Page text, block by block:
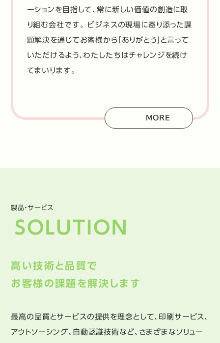
ーションを目指して、常に新しい価値の創造に取
り組む会社です。 ビジネスの現場に寄り添った課
題解決を通じてお客様から「ありがとう」と言って
いただけるよう、わたしたちはチャレンジを続け
てまいります。
MORE
製品・サービス
SOLUTION
高い技術と品質で
お客様の課題を解決します
最高の品質とサービスの提供を理念として、印刷サービス、
アウトソーシング、自動認識技術など、さまざまなソリュー